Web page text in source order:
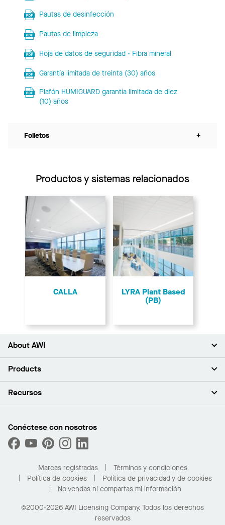
Pautas de desinfección
Pautas de limpieza
Hoja de datos de seguridad - Fibra mineral
Garantía limitada de treinta (30) años
Plafón HUMIGUARD garantía limitada de diez
(10) años
Folletos +
Productos y sistemas relacionados
CALLA
LYRA Plant Based
(PB)
About AWI
Acerca de nosotros
Sala de prensa
¿Cuáles son mis opciones de compra?
Products
Plafones
Capacidades personalizadas
Desempeño
Recursos
Buscar un distribuidor
Solicitar muestras
Compre en línea con Kanopi
Para el hogar
Conéctese con nosotros
Marcas registradas
Términos y condiciones
Política de cookies
Política de privacidad y de cookies
No vendas ni compartas mi información
©2000-2026 AWI Licensing Company. Todos los derechos
reservados